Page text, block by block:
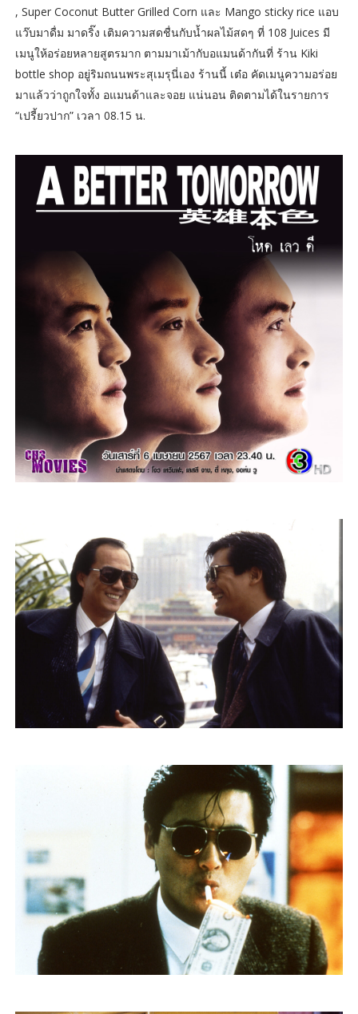
, Super Coconut Butter Grilled Corn และ Mango sticky rice แอบ
แว๊บมาดื่ม มาดริ๊ง เติมความสดชื่นกับน้ำผลไม้สดๆ ที่ 108 Juices มี
เมนูให้อร่อยหลายสูตรมาก ตามมาเม้ากับอแมนด้ากันที่ ร้าน Kiki
bottle shop อยู่ริมถนนพระสุเมรุนี่เอง ร้านนี้ เต๋อ คัดเมนูความอร่อย
มาแล้วว่าถูกใจทั้ง อแมนด้าและจอย แน่นอน ติดตามได้ในรายการ
“เปรี้ยวปาก” เวลา 08.15 น.